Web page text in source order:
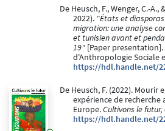
De Heusch, F., Wenger, C.-A.,
2022). "États et
migration: une analyse
et tunisien avant et
19" [Paper
d'Anthropologie Sociale
https://hdl.handle.net/
De Heusch, F. (2022). Mourir
expérience de recherche
Europe.Cultivons le futur,
https://hdl.handle.net/